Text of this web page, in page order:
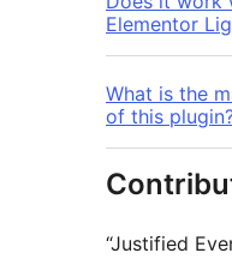
Elementor
What is the
of this
“Justified